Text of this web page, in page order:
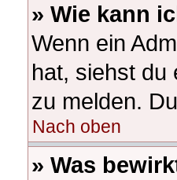
» Wie kann
Wenn ein
hat, siehst du
zu melden.
Nach oben
» Was